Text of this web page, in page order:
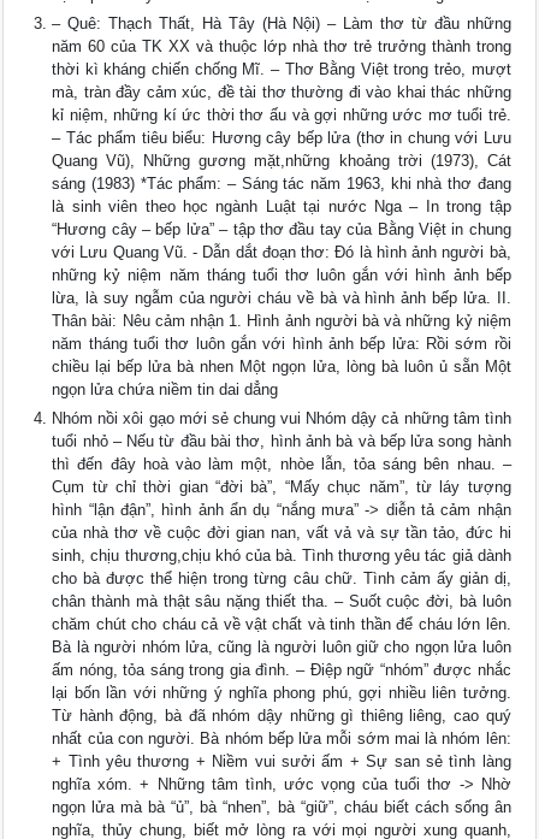
– Quê: Thạch Thất, Hà Tây (Hà Nội) – Làm thơ từ đầu những
năm 60 của TK XX và thuộc lớp nhà thơ trẻ trưởng thành trong
thời kì kháng chiến chống Mĩ. – Thơ Bằng Việt trong trẻo, mượt
mà, tràn đầy cảm xúc, đề tài thơ thường đi vào khai thác những
kỉ niệm, những kí ức thời thơ ấu và gợi những ước mơ tuổi trẻ.
– Tác phẩm tiêu biểu: Hương cây bếp lửa (thơ in chung với Lưu
Quang Vũ), Những gương mặt,những khoảng trời (1973), Cát
sáng (1983) *Tác phẩm: – Sáng tác năm 1963, khi nhà thơ đang
là sinh viên theo học ngành Luật tại nước Nga – In trong tập
“Hương cây – bếp lửa” – tập thơ đầu tay của Bằng Việt in chung
với Lưu Quang Vũ. - Dẫn dắt đoạn thơ: Đó là hình ảnh người bà,
những kỷ niệm năm tháng tuổi thơ luôn gắn với hình ảnh bếp
lừa, là suy ngẫm của người cháu về bà và hình ảnh bếp lửa. II.
Thân bài: Nêu cảm nhận 1. Hình ảnh người bà và những kỷ niệm
năm tháng tuổi thơ luôn gắn với hình ảnh bếp lửa: Rồi sớm rồi
chiều lại bếp lửa bà nhen Một ngọn lửa, lòng bà luôn ủ sẵn Một
ngọn lửa chứa niềm tin dai dẳng
Nhóm nồi xôi gạo mới sẻ chung vui Nhóm dậy cả những tâm tình
tuổi nhỏ – Nếu từ đầu bài thơ, hình ảnh bà và bếp lửa song hành
thì đến đây hoà vào làm một, nhòe lẫn, tỏa sáng bên nhau. –
Cụm từ chỉ thời gian “đời bà”, “Mấy chục năm”, từ láy tượng
hình “lận đận”, hình ảnh ẩn dụ “nắng mưa” -> diễn tả cảm nhận
của nhà thơ về cuộc đời gian nan, vất vả và sự tần tảo, đức hi
sinh, chịu thương,chịu khó của bà. Tình thương yêu tác giả dành
cho bà được thể hiện trong từng câu chữ. Tình cảm ấy giản dị,
chân thành mà thật sâu nặng thiết tha. – Suốt cuộc đời, bà luôn
chăm chút cho cháu cả về vật chất và tinh thần để cháu lớn lên.
Bà là người nhóm lửa, cũng là người luôn giữ cho ngọn lửa luôn
ấm nóng, tỏa sáng trong gia đình. – Điệp ngữ “nhóm” được nhắc
lại bốn lần với những ý nghĩa phong phú, gợi nhiều liên tưởng.
Từ hành động, bà đã nhóm dậy những gì thiêng liêng, cao quý
nhất của con người. Bà nhóm bếp lửa mỗi sớm mai là nhóm lên:
+ Tình yêu thương + Niềm vui sưởi ấm + Sự san sẻ tình làng
nghĩa xóm. + Những tâm tình, ước vọng của tuổi thơ -> Nhờ
ngọn lửa mà bà “ủ”, bà “nhen”, bà “giữ”, cháu biết cách sống ân
nghĩa, thủy chung, biết mở lòng ra với mọi người xung quanh,